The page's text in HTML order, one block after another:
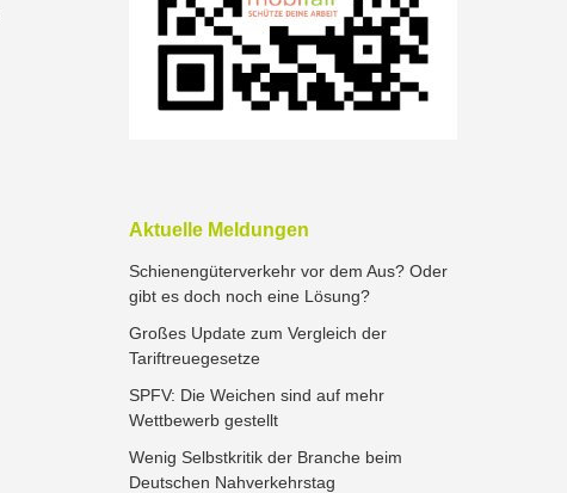
Aktuelle Meldungen
Schienengüterverkehr vor dem Aus? Oder
gibt es doch noch eine Lösung?
Großes Update zum Vergleich der
Tariftreuegesetze
SPFV: Die Weichen sind auf mehr
Wettbewerb gestellt
Wenig Selbstkritik der Branche beim
Deutschen Nahverkehrstag